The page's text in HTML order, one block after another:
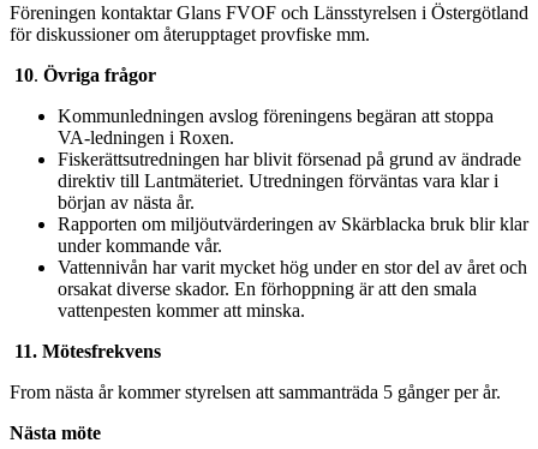
Föreningen kontaktar Glans FVOF och Länsstyrelsen i Östergötland
för diskussioner om återupptaget provfiske mm.
10. Övriga frågor
Kommunledningen avslog föreningens begäran att stoppa
VA-ledningen i Roxen.
Fiskerättsutredningen har blivit försenad på grund av ändrade
direktiv till Lantmäteriet. Utredningen förväntas vara klar i
början av nästa år.
Rapporten om miljöutvärderingen av Skärblacka bruk blir klar
under kommande vår.
Vattennivån har varit mycket hög under en stor del av året och
orsakat diverse skador. En förhoppning är att den smala
vattenpesten kommer att minska.
11. Mötesfrekvens
From nästa år kommer styrelsen att sammanträda 5 gånger per år.
Nästa möte